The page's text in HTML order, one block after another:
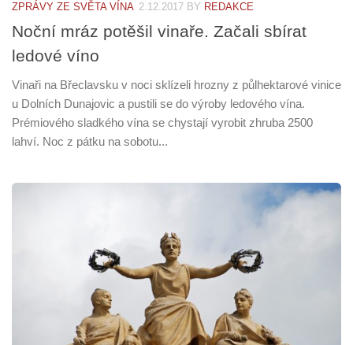
ZPRÁVY ZE SVĚTA VÍNA 2.12.2017 BY REDAKCE
Noční mráz potěšil vinaře. Začali sbírat
ledové víno
Vinaři na Břeclavsku v noci sklízeli hrozny z půlhektarové vinice
u Dolních Dunajovic a pustili se do výroby ledového vína.
Prémiového sladkého vína se chystají vyrobit zhruba 2500
lahví. Noc z pátku na sobotu...